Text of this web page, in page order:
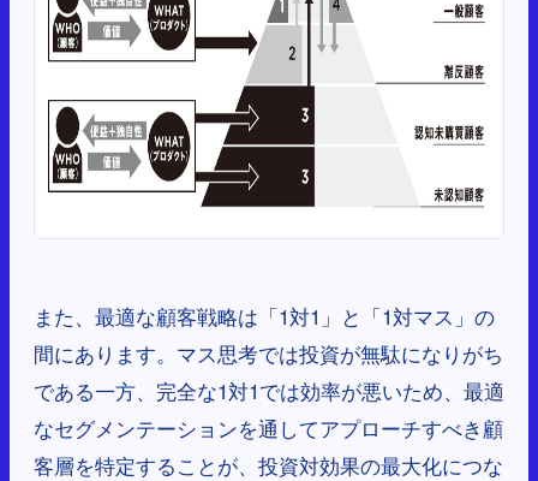
また、最適な顧客戦略は「1対1」と「1対マス」の
間にあります。マス思考では投資が無駄になりがち
である一方、完全な1対1では効率が悪いため、最適
なセグメンテーションを通してアプローチすべき顧
客層を特定することが、投資対効果の最大化につな